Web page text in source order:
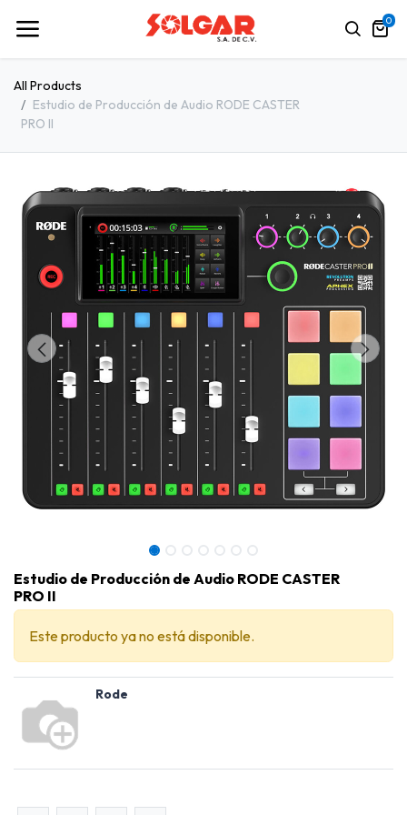
0
All Products
Estudio de Producción de Audio RODE CASTER
PRO II
Estudio de Producción de Audio RODE CASTER
PRO II
Este producto ya no está disponible.
Rode